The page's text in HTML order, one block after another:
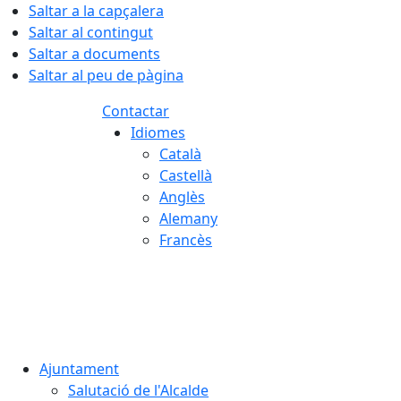
Saltar a la capçalera
Saltar al contingut
Saltar a documents
Saltar al peu de pàgina
Contactar
Idiomes
Català
Castellà
Anglès
Alemany
Francès
Ajuntament
Salutació de l'Alcalde